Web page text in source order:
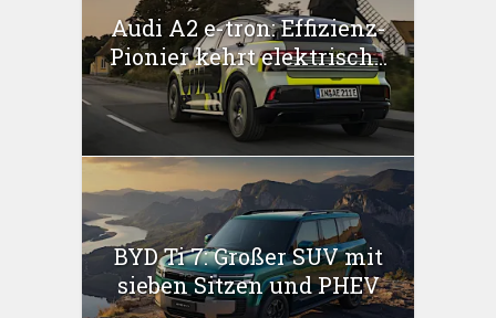
Audi A2 e-tron: Effizienz-
Pionier kehrt elektrisch...
BYD Ti 7: Großer SUV mit
sieben Sitzen und PHEV